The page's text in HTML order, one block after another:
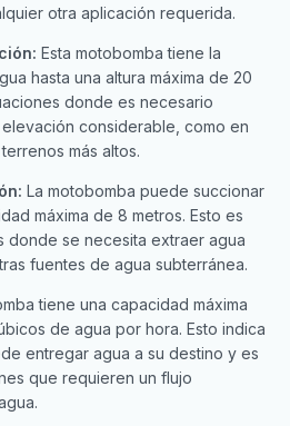
otra aplicación requerida.
Esta motobomba tiene la
hasta una altura máxima de 20
donde es necesario
considerable, como en
más altos.
La motobomba puede succionar
máxima de 8 metros. Esto es
donde se necesita extraer agua
fuentes de agua subterránea.
tiene una capacidad máxima
de agua por hora. Esto indica
entregar agua a su destino y es
que requieren un flujo